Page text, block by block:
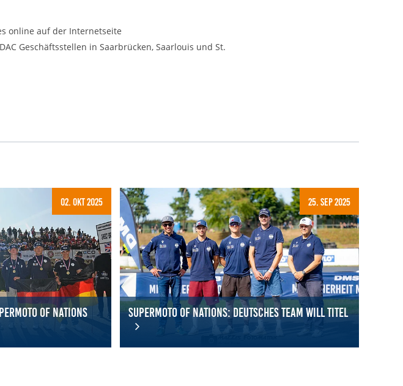
online auf der Internetseite
Geschäftsstellen in Saarbrücken, Saarlouis und St.
02. Okt 2025
of Nations
25. Sep 2025
SuperMoto of Nations: Deutsches Team will Titel